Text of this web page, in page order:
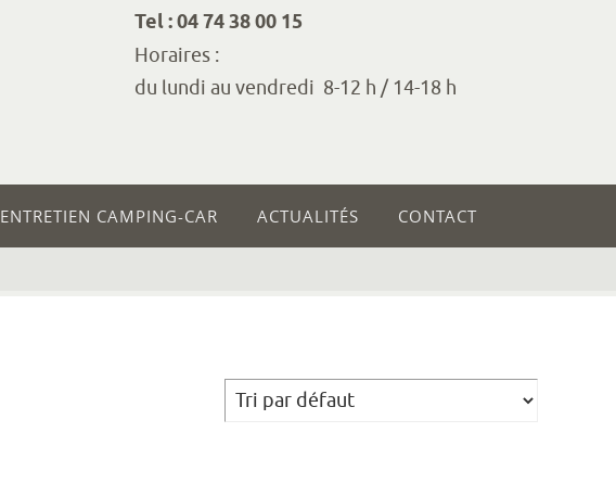
Tel : 04 74 38 00 15
Horaires :
du lundi au vendredi 8-12 h / 14-18 h
ENTRETIEN CAMPING-CAR ACTUALITÉS CONTACT